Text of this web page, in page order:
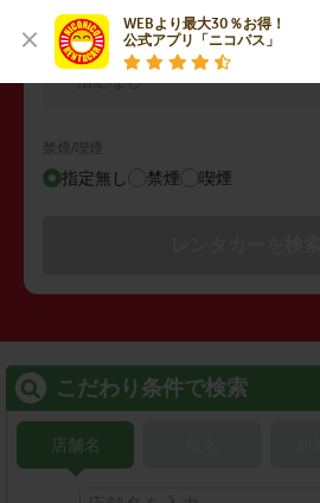
WEBより最大30％お得！
公式アプリ「ニコパス」
その他の検索条件
指定なし
禁煙/喫煙
指定無し 禁煙 喫煙
こだわり条件で検索
店舗名